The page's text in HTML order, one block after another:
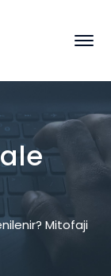
Mitofaji